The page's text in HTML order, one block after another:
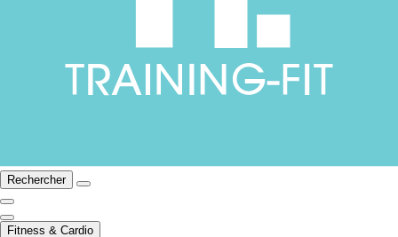
Rechercher
Fitness & Cardio